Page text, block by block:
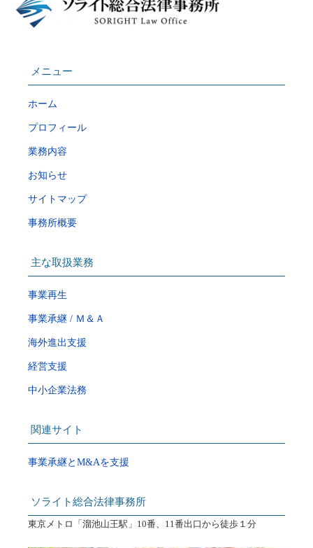
メニュー
ホーム
プロフィール
業務内容
お知らせ
サイトマップ
事務所概要
主な取扱業務
事業再生
事業承継 / Ｍ＆Ａ
海外進出支援
経営支援
中小企業法務
関連サイト
事業承継とM&Aを支援
ソライト総合法律事務所
東京メトロ「溜池山王駅」10番、11番出口から徒歩１分